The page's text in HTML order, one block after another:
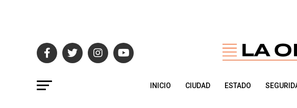
INICIO CIUDAD ESTADO